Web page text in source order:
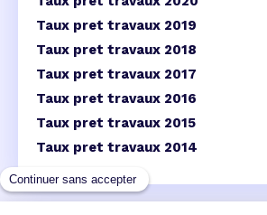
Taux pret travaux 2019
Taux pret travaux 2018
Taux pret travaux 2017
Taux pret travaux 2016
Taux pret travaux 2015
Taux pret travaux 2014